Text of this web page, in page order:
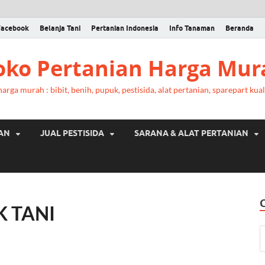
Belanja Tani Pertanian Indonesia Info Tanaman Beranda
Pertanian Harga
murah : bibit, benih, pupuk, pestisida, alat pertanian, sparepart
JUAL PESTISIDA SARANA & ALAT PERTANIAN
TANI